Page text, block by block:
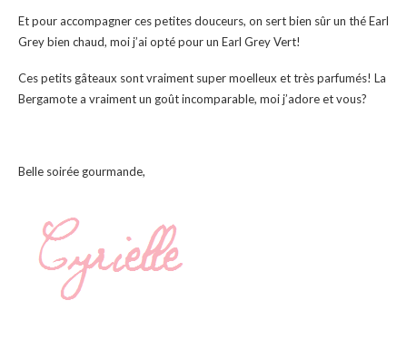
Et pour accompagner ces petites douceurs, on sert bien sûr un thé Earl
Grey bien chaud, moi j’ai opté pour un Earl Grey Vert!
Ces petits gâteaux sont vraiment super moelleux et très parfumés! La
Bergamote a vraiment un goût incomparable, moi j’adore et vous?
Belle soirée gourmande,